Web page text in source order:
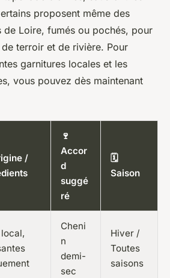
proposent même des
de Loire, fumés ou pochés, pour
terroir et de rivière. Pour
garnitures locales et les
vous pouvez dès maintenant
/
🍷
Accor
d
suggé
ré
🗓️
Saison
Cheni
n
demi-
sec
Hiver /
Toutes
saisons